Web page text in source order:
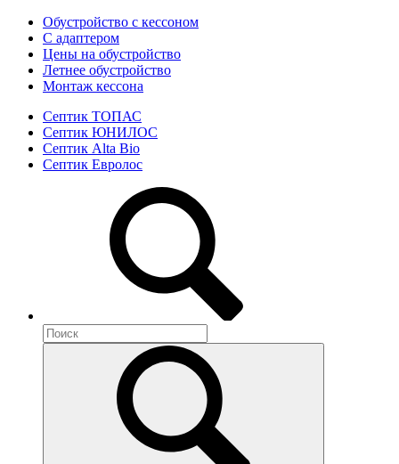
Обустройство с кессоном
С адаптером
Цены на обустройство
Летнее обустройство
Монтаж кессона
Септик ТОПАС
Септик ЮНИЛОС
Септик Alta Bio
Септик Евролос